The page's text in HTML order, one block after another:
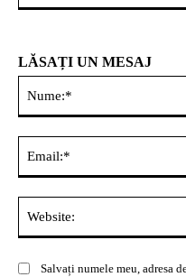
LĂSAȚI UN MESAJ
Salvați numele meu, adresa